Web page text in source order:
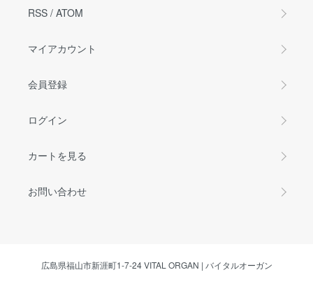
RSS / ATOM
マイアカウント
会員登録
ログイン
カートを見る
お問い合わせ
広島県福山市新涯町1-7-24 VITAL ORGAN | バイタルオーガン